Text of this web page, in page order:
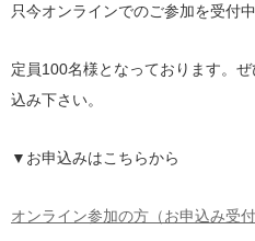
只今オンラインでのご参加を受付
定員100名様となっております。
込み下さい。
▼お申込みはこちらから
オンライン参加の方（お申込み受付